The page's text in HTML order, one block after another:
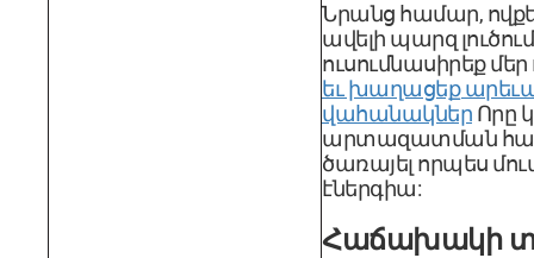
Նրանց համար,
ավելի պարզ
ուսումնասիրեք մեր
եւ խաղացեք
վահանակներ Որը
արտազատման
ծառայել որպես
էներգիա:
Հաճախակի